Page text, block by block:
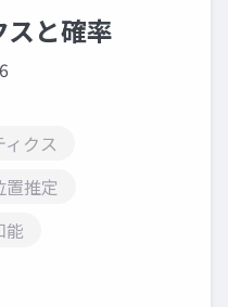
と確率
クス
推定
能